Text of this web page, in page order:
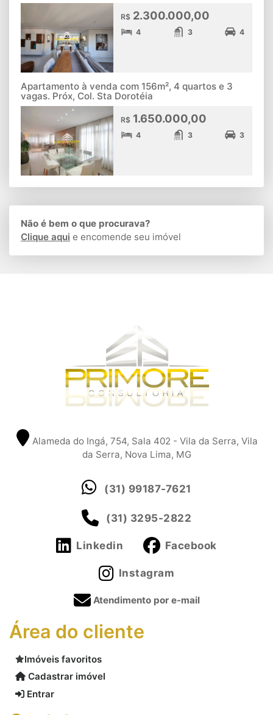
R$ 2.300.000,00
4 3 4
Apartamento à venda com 156m², 4 quartos e 3
vagas. Próx, Col. Sta Dorotéia
R$ 1.650.000,00
4 3 3
Não é bem o que procurava?
Clique aqui e encomende seu imóvel
Alameda do Ingá, 754, Sala 402 - Vila da Serra, Vila
da Serra, Nova Lima, MG
(31) 99187-7621
(31) 3295-2822
Linkedin Facebook
Instagram
Atendimento por e-mail
Área do cliente
Imóveis favoritos
Cadastrar imóvel
Entrar